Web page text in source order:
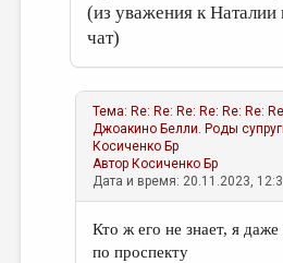
(из уважения к
чат)
Тема: Re: Re: Re: Re: Re: Re:
Джоакино Белли. Роды
Косиченко Бр
Автор Косиченко Бр
Дата и время: 20.11.2023,
Кто ж его не знает, я даже
по проспекту